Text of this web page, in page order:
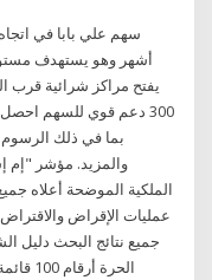
300 دعم قوي للسهم
الملكية الموضحة أعلاه
عمليات الإقراض
جميع نتائج البحث دليل
الحرة